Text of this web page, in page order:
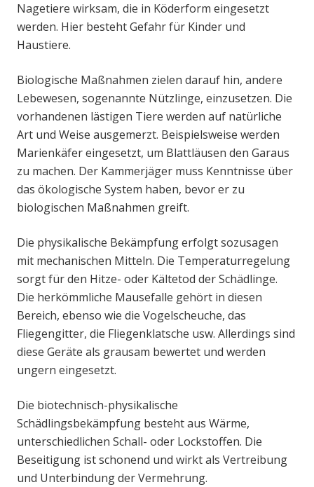
Nagetiere wirksam, die in Köderform eingesetzt
werden. Hier besteht Gefahr für Kinder und
Haustiere.
Biologische Maßnahmen zielen darauf hin, andere
Lebewesen, sogenannte Nützlinge, einzusetzen. Die
vorhandenen lästigen Tiere werden auf natürliche
Art und Weise ausgemerzt. Beispielsweise werden
Marienkäfer eingesetzt, um Blattläusen den Garaus
zu machen. Der Kammerjäger muss Kenntnisse über
das ökologische System haben, bevor er zu
biologischen Maßnahmen greift.
Die physikalische Bekämpfung erfolgt sozusagen
mit mechanischen Mitteln. Die Temperaturregelung
sorgt für den Hitze- oder Kältetod der Schädlinge.
Die herkömmliche Mausefalle gehört in diesen
Bereich, ebenso wie die Vogelscheuche, das
Fliegengitter, die Fliegenklatsche usw. Allerdings sind
diese Geräte als grausam bewertet und werden
ungern eingesetzt.
Die biotechnisch-physikalische
Schädlingsbekämpfung besteht aus Wärme,
unterschiedlichen Schall- oder Lockstoffen. Die
Beseitigung ist schonend und wirkt als Vertreibung
und Unterbindung der Vermehrung.